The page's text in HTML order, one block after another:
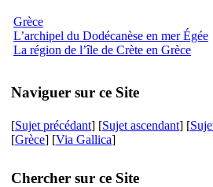
Grèce
L’archipel du Dodécanèse en mer Égée
La région de l’île de Crète en Grèce
Naviguer sur ce Site
[Sujet précédant] [Sujet ascendant] [
[Grèce] [Via Gallica]
Chercher sur ce Site